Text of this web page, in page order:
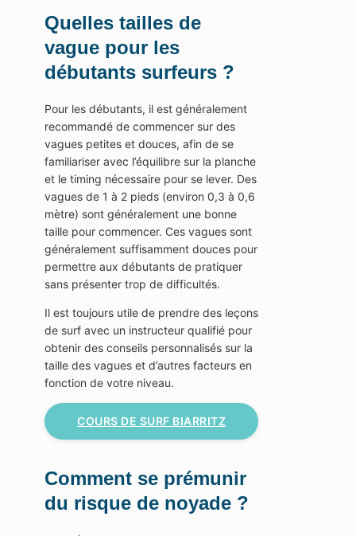
Quelles tailles de
vague pour les
débutants surfeurs ?
Pour les débutants, il est généralement
recommandé de commencer sur des
vagues petites et douces, afin de se
familiariser avec l’équilibre sur la planche
et le timing nécessaire pour se lever. Des
vagues de 1 à 2 pieds (environ 0,3 à 0,6
mètre) sont généralement une bonne
taille pour commencer. Ces vagues sont
généralement suffisamment douces pour
permettre aux débutants de pratiquer
sans présenter trop de difficultés.
Il est toujours utile de prendre des leçons
de surf avec un instructeur qualifié pour
obtenir des conseils personnalisés sur la
taille des vagues et d’autres facteurs en
fonction de votre niveau.
COURS DE SURF BIARRITZ
Comment se prémunir
du risque de noyade ?